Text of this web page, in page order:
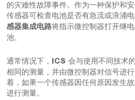
的灾难性故障事件。作为一种保护和
传感器可检查电池是否有急流或浪涌
感器集成电路将指示微控制器打开继
池。
通常情况下， ICS 会与使用不同技术
相同的测量，并由微控制器对信号进
着，如果一个传感器因任何原因发生
进行测量。